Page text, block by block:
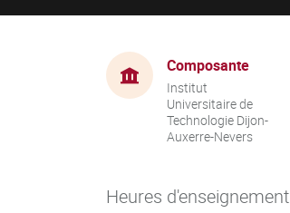
Composante
Institut
Universitaire de
Technologie Dijon-
Auxerre-Nevers
Heures d'enseignement